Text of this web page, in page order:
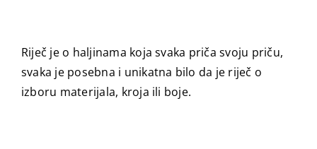
Riječ je o haljinama koja svaka priča svoju priču,
svaka je posebna i unikatna bilo da je riječ o
izboru materijala, kroja ili boje.